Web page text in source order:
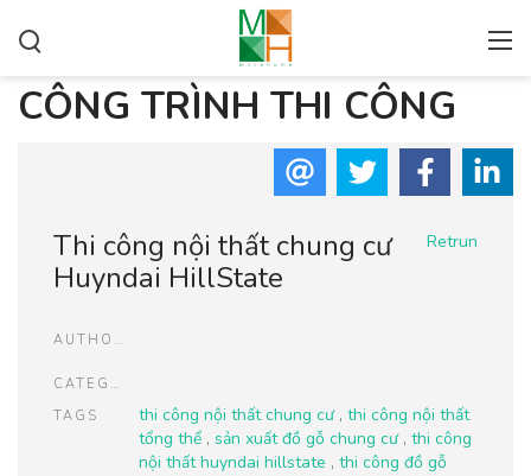
CÔNG TRÌNH THI CÔNG
Retrun
Thi công nội thất chung cư
Huyndai HillState
AUTHOR
CATEGORIES
TAGS
thi công nội thất chung cư, thi công nội thất
tổng thể, sản xuất đồ gỗ chung cư, thi công
nội thất huyndai hillstate , thi công đồ gỗ